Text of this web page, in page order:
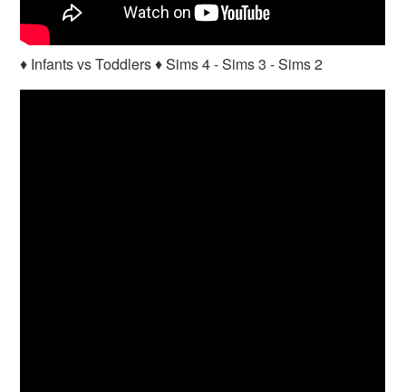
♦ Infants vs Toddlers ♦ Sims 4 - Sims 3 - Sims 2